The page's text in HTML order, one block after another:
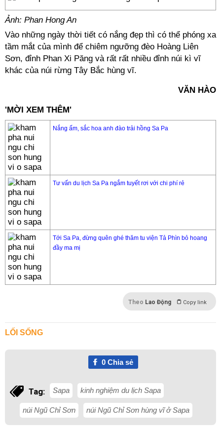
Ảnh: Phan Hong An
Vào những ngày thời tiết có nắng đẹp thì có thể phóng xa
tầm mắt của mình để chiêm ngưỡng đèo Hoàng Liên
Sơn, đỉnh Phan Xi Păng và rất rất nhiều đỉnh núi kì vĩ
khác của núi rừng Tây Bắc hùng vĩ.
VĂN HÀO
'MỜI XEM THÊM'
Nắng ấm, sắc hoa anh đào trải hồng Sa Pa
Tư vấn du lịch Sa Pa ngắm tuyết rơi với chi phí rẻ
Tới Sa Pa, đừng quên ghé thăm tu viện Tả Phìn bỏ hoang
đầy ma mị
Theo Lao Động Copy link
LỐI SỐNG
0Chia sẻ
Tag: Sapa kinh nghiệm du lịch Sapa
núi Ngũ Chỉ Sơn núi Ngũ Chỉ Sơn hùng vĩ ở Sapa